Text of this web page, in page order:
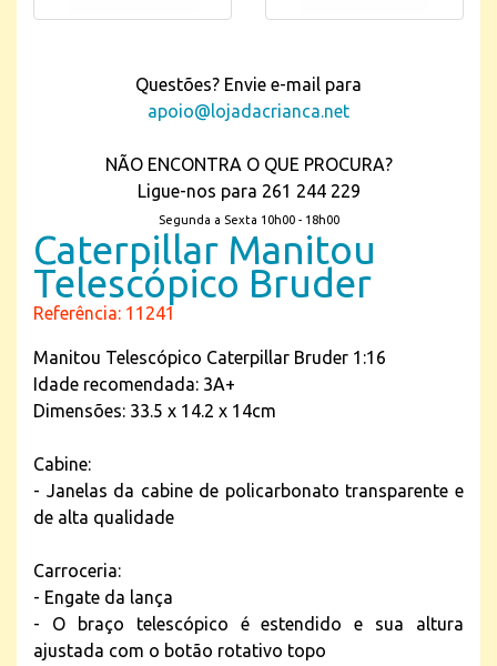
Questões? Envie e-mail para
apoio@lojadacrianca.net
NÃO ENCONTRA O QUE PROCURA?
Ligue-nos para 261 244 229
Segunda a Sexta 10h00 - 18h00
Caterpillar Manitou
Telescópico Bruder
Referência: 11241
Manitou Telescópico Caterpillar Bruder 1:16
Idade recomendada: 3A+
Dimensões: 33.5 x 14.2 x 14cm
Cabine:
- Janelas da cabine de policarbonato transparente e
de alta qualidade
Carroceria:
- Engate da lança
- O braço telescópico é estendido e sua altura
ajustada com o botão rotativo topo